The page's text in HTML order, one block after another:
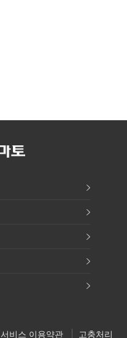
서비스 이용약관 고충처리